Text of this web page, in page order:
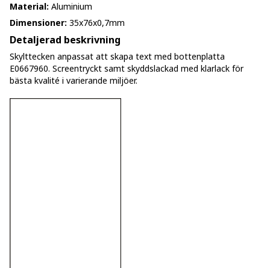
Material: Aluminium
Dimensioner: 35x76x0,7mm
Detaljerad beskrivning
Skylttecken anpassat att skapa text med bottenplatta
E0667960. Screentryckt samt skyddslackad med klarlack för
bästa kvalité i varierande miljöer.